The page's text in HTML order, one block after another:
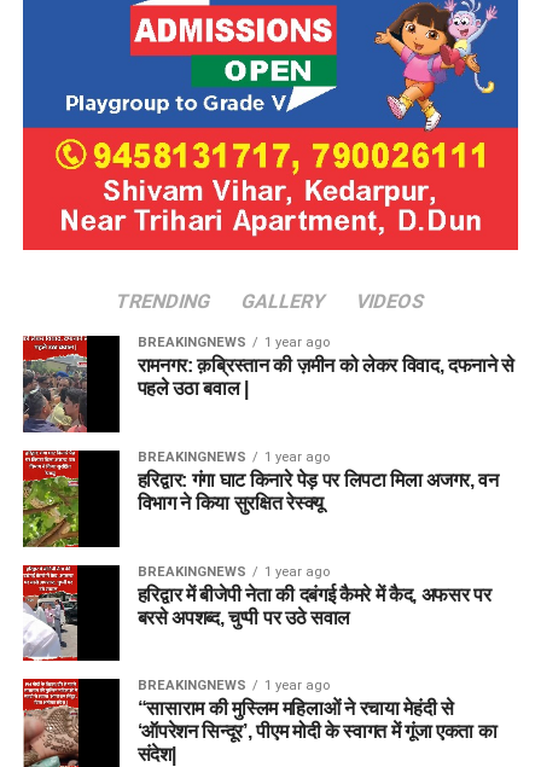
TRENDING GALLERY VIDEOS
BREAKINGNEWS 1 year ago
रामनगर: क़ब्रिस्तान की ज़मीन को लेकर विवाद, दफनाने से
पहले उठा बवाल |
BREAKINGNEWS 1 year ago
हरिद्वार: गंगा घाट किनारे पेड़ पर लिपटा मिला अजगर, वन
विभाग ने किया सुरक्षित रेस्क्यू
BREAKINGNEWS 1 year ago
हरिद्वार में बीजेपी नेता की दबंगई कैमरे में कैद, अफसर पर
बरसे अपशब्द, चुप्पी पर उठे सवाल
BREAKINGNEWS 1 year ago
“सासाराम की मुस्लिम महिलाओं ने रचाया मेहंदी से
‘ऑपरेशन सिन्दूर’, पीएम मोदी के स्वागत में गूंजा एकता का
संदेश|